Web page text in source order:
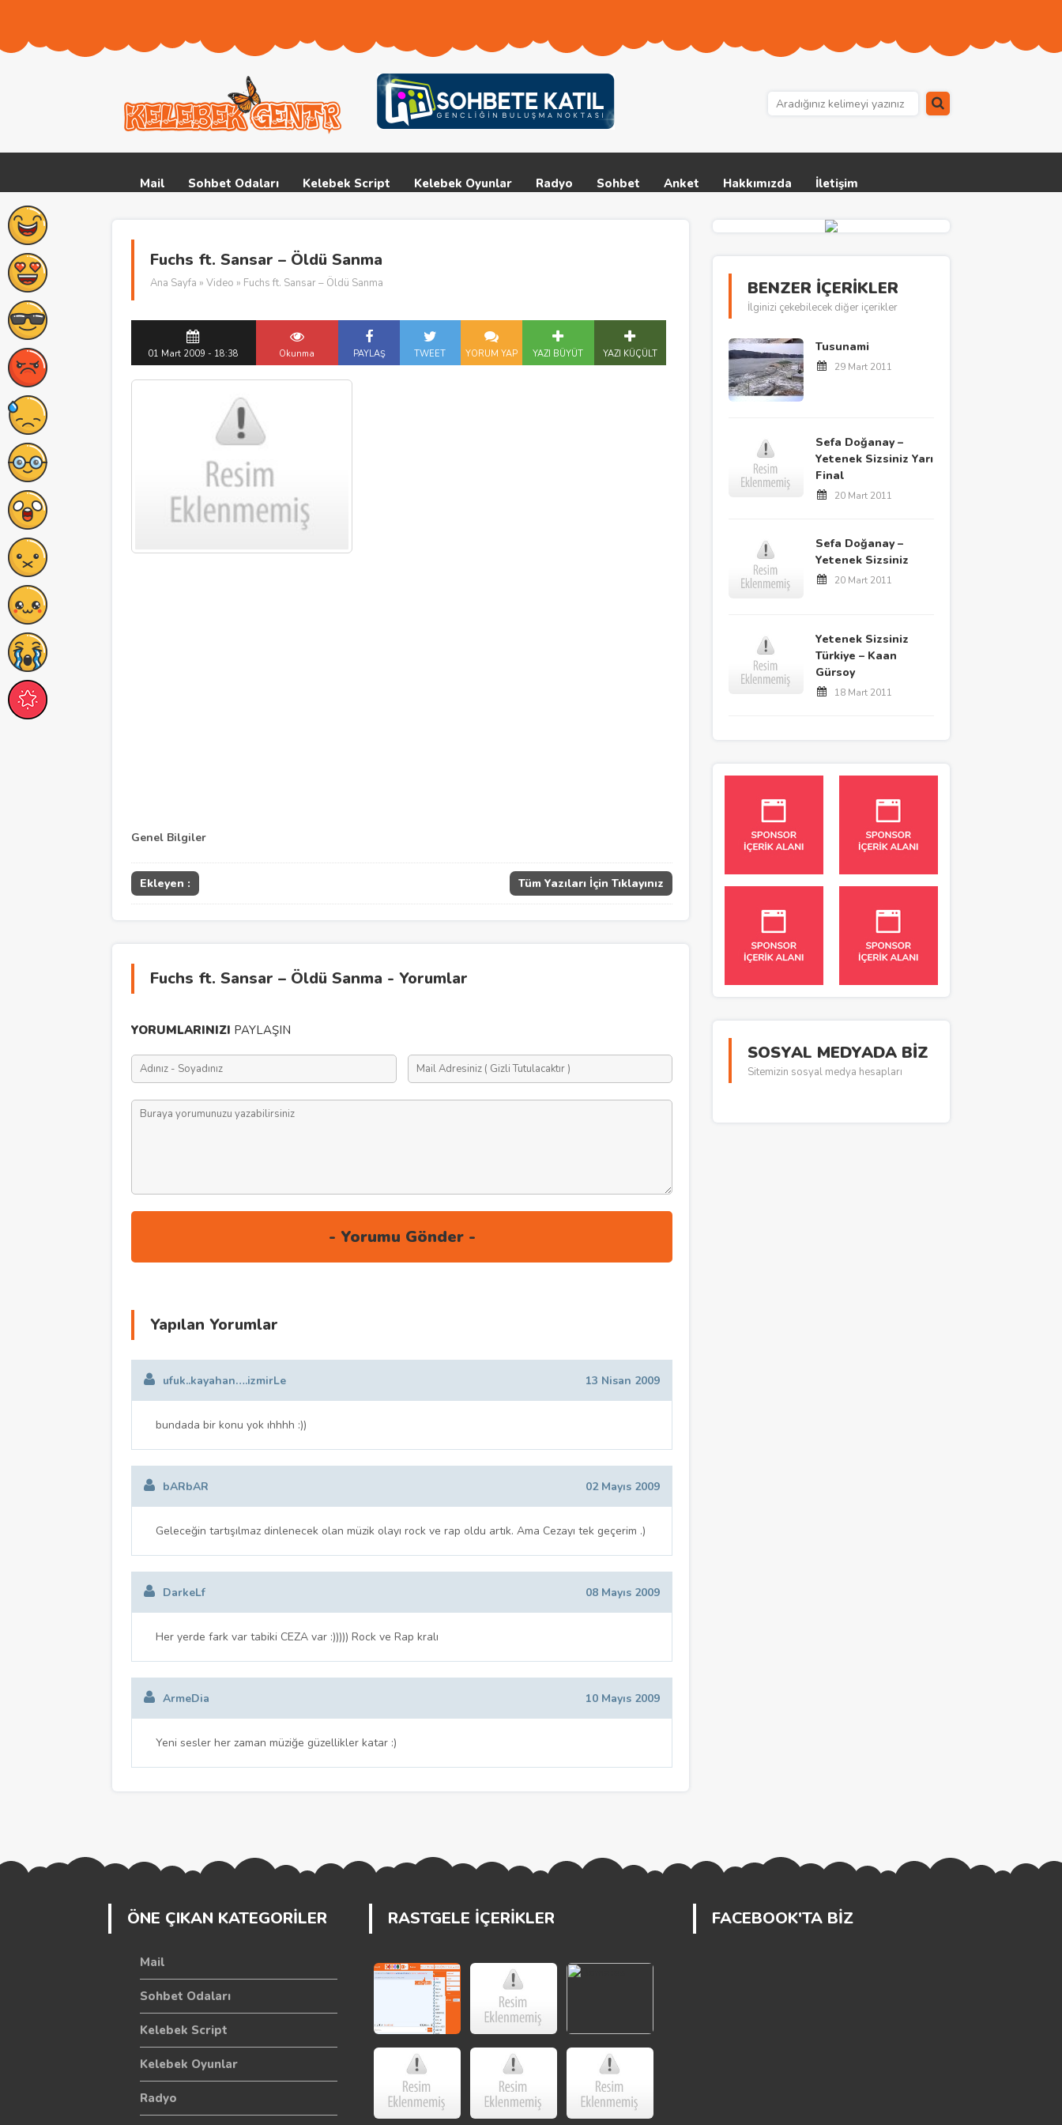
Mail Sohbet Odaları Kelebek Script Kelebek Oyunlar Radyo Sohbet Anket Hakkımızda İletişim
Fuchs ft. Sansar – Öldü Sanma
Ana Sayfa » Video » Fuchs ft. Sansar – Öldü Sanma
01 Mart 2009 - 18:38 Okunma PAYLAŞ TWEET YORUM YAP YAZI BÜYÜT YAZI KÜÇÜLT
Genel Bilgiler
Ekleyen : Tüm Yazıları İçin Tıklayınız
Fuchs ft. Sansar – Öldü Sanma - Yorumlar
YORUMLARINIZI PAYLAŞIN
Yapılan Yorumlar
ufuk..kayahan….izmirLe 13 Nisan 2009
bundada bir konu yok ıhhhh :))
bARbAR 02 Mayıs 2009
Geleceğin tartışılmaz dinlenecek olan müzik olayı rock ve rap oldu artık. Ama Cezayı tek geçerim .)
DarkeLf 08 Mayıs 2009
Her yerde fark var tabiki CEZA var :))))) Rock ve Rap kralı
ArmeDia 10 Mayıs 2009
Yeni sesler her zaman müziğe güzellikler katar :)
BENZER İÇERİKLER
İlginizi çekebilecek diğer içerikler
Tusunami
29 Mart 2011
Sefa Doğanay –
Yetenek Sizsiniz Yarı
Final
20 Mart 2011
Sefa Doğanay –
Yetenek Sizsiniz
20 Mart 2011
Yetenek Sizsiniz
Türkiye – Kaan
Gürsoy
18 Mart 2011
SOSYAL MEDYADA BİZ
Sitemizin sosyal medya hesapları
ÖNE ÇIKAN KATEGORİLER
Mail
Sohbet Odaları
Kelebek Script
Kelebek Oyunlar
Radyo
RASTGELE İÇERİKLER FACEBOOK'TA BİZ